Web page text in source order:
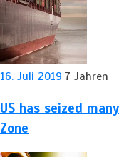
16. Juli 2019 7 Jahren
US has seized
Zone